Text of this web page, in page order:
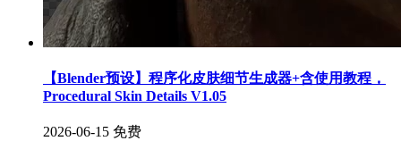
【Blender预设】程序化皮肤细节生成器+含使用教程，
Procedural Skin Details V1.05
2026-06-15 免费